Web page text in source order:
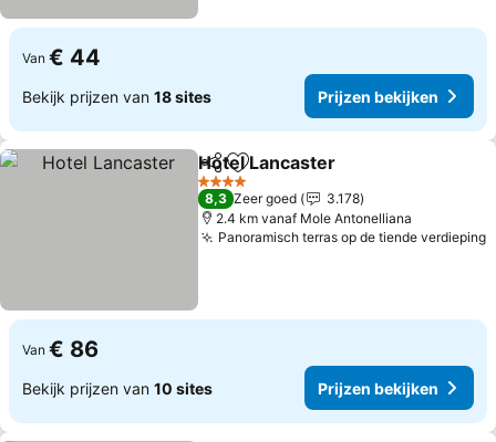
Van € 44
Bekijk prijzen van 18 sites Prijzen bekijken
DelenToevoegen aan favorieten
Hotel Lancaster
4 Sterren
8,3 Zeer goed
3.178
2.4 km vanaf Mole Antonelliana
Panoramisch terras op de tiende verdieping
Van € 86
Bekijk prijzen van 10 sites Prijzen bekijken